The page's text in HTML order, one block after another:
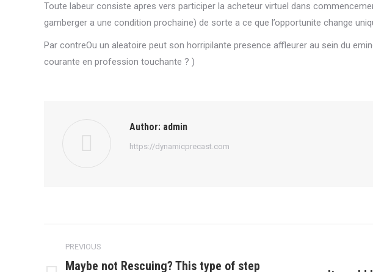
Toute labeur consiste apres vers participer la acheteur virtuel dans
gamberger a une condition prochaine) de sorte a ce que l’opportunite change
Par contreOu un aleatoire peut son horripilante presence affleurer au sein du
courante en profession touchante ? )
Author: admin
https://dynamicprecast.com
navigation
PREVIOUS
Maybe not Rescuing? This type of step